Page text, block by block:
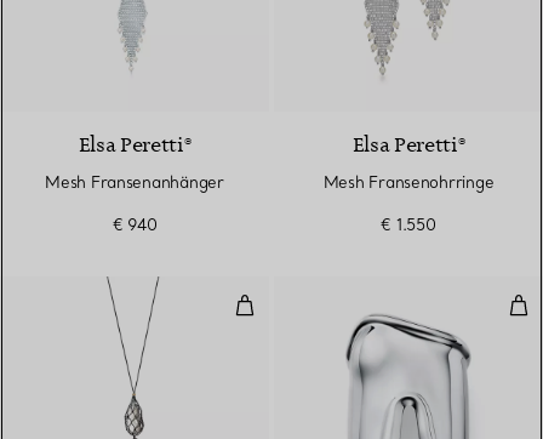
Elsa Peretti®
Mesh Fransenanhänger
€ 940
Elsa Peretti®
Mesh Fransenohrringe
€ 1.550
Bean design Halskette aus